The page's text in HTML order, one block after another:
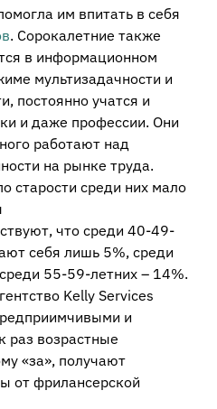
им впитать в себя
. Сорокалетние также
в информационном
мультизадачности и
постоянно учатся и
и даже профессии. Они
работают над
на рынке труда.
старости среди них мало
что среди 40-49-
себя лишь 5%, среди
55-59-летних – 14%.
Kelly Services
и
раз возрастные
«за», получают
от фрилансерской